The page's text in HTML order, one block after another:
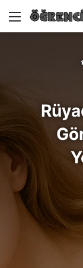
Menü